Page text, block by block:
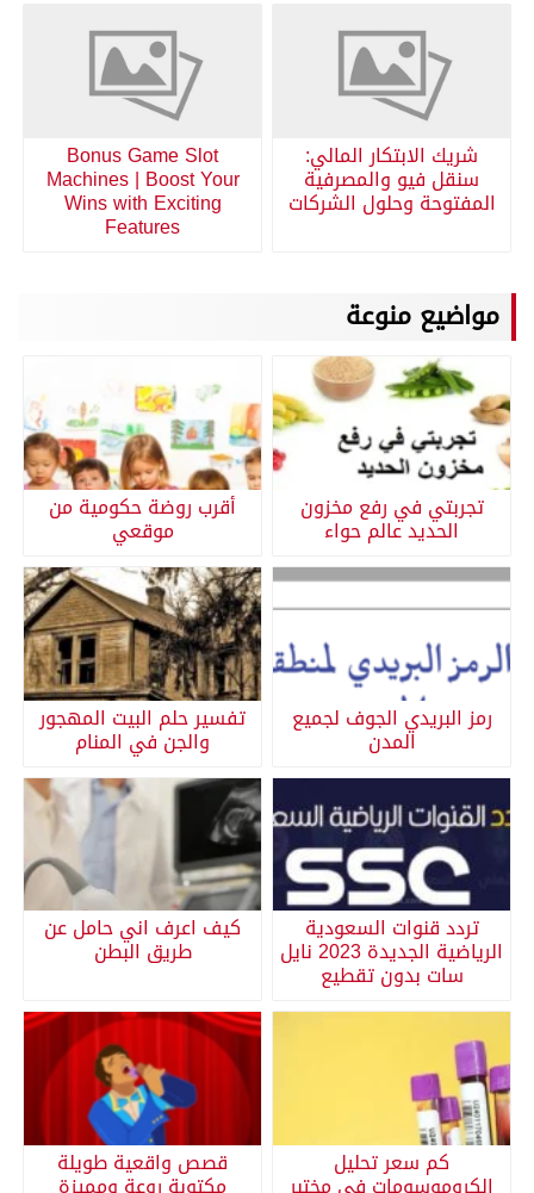
شريك الابتكار المالي:
سنقل فيو والمصرفية
المفتوحة وحلول الشركات
Bonus Game Slot
Machines | Boost Your
Wins with Exciting
Features
مواضيع منوعة
تجربتي في رفع مخزون
الحديد عالم حواء
أقرب روضة حكومية من
موقعي
رمز البريدي الجوف لجميع
المدن
تفسير حلم البيت المهجور
والجن في المنام
تردد قنوات السعودية
الرياضية الجديدة 2023 نايل
سات بدون تقطيع
كيف اعرف اني حامل عن
طريق البطن
كم سعر تحليل قصص واقعية طويلة